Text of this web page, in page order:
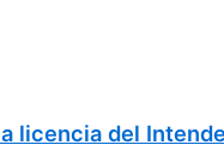
licencia del